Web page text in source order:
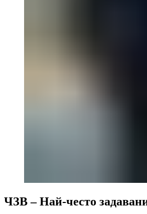
ЧЗВ – Най-често